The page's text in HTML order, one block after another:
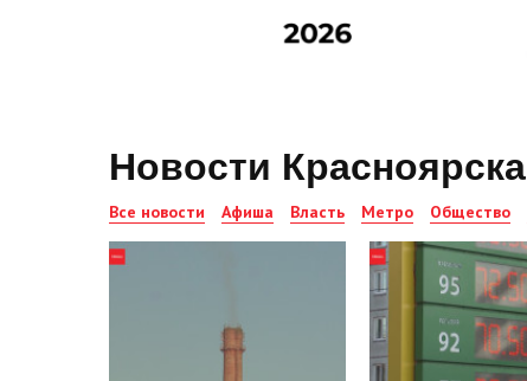
Новости Красноярска
Все новости Афиша Власть Метро Общество